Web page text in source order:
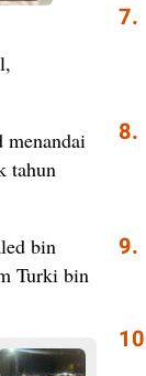
tahun
bin
Turki bin
7.
8.
9.